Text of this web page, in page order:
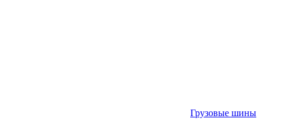
Грузовые шины